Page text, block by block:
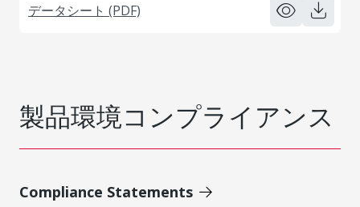
データシート (PDF)
製品環境コンプライアンス
Compliance Statements